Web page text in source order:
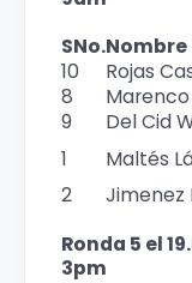
SNo.Nombre
10
Rojas
8
9
Del Cid
1
Maltés
2
Jimenez
Ronda 5 el
3pm